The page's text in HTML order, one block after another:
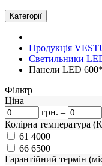
Категорії
Продукція
Светильники
Панели LED
Фiльтр
Ціна
грн. –
Колірна температура
61 4000
66 6500
Гарантійний термін